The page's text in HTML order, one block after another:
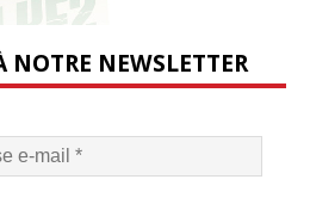
NEWSLETTER